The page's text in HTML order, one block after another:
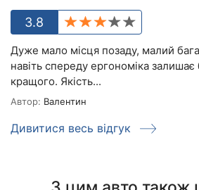
3.8
Дуже мало місця позаду, малий
навіть спереду ергономіка залишає
кращого. Якість...
Автор: Валентин
Дивитися весь відгук